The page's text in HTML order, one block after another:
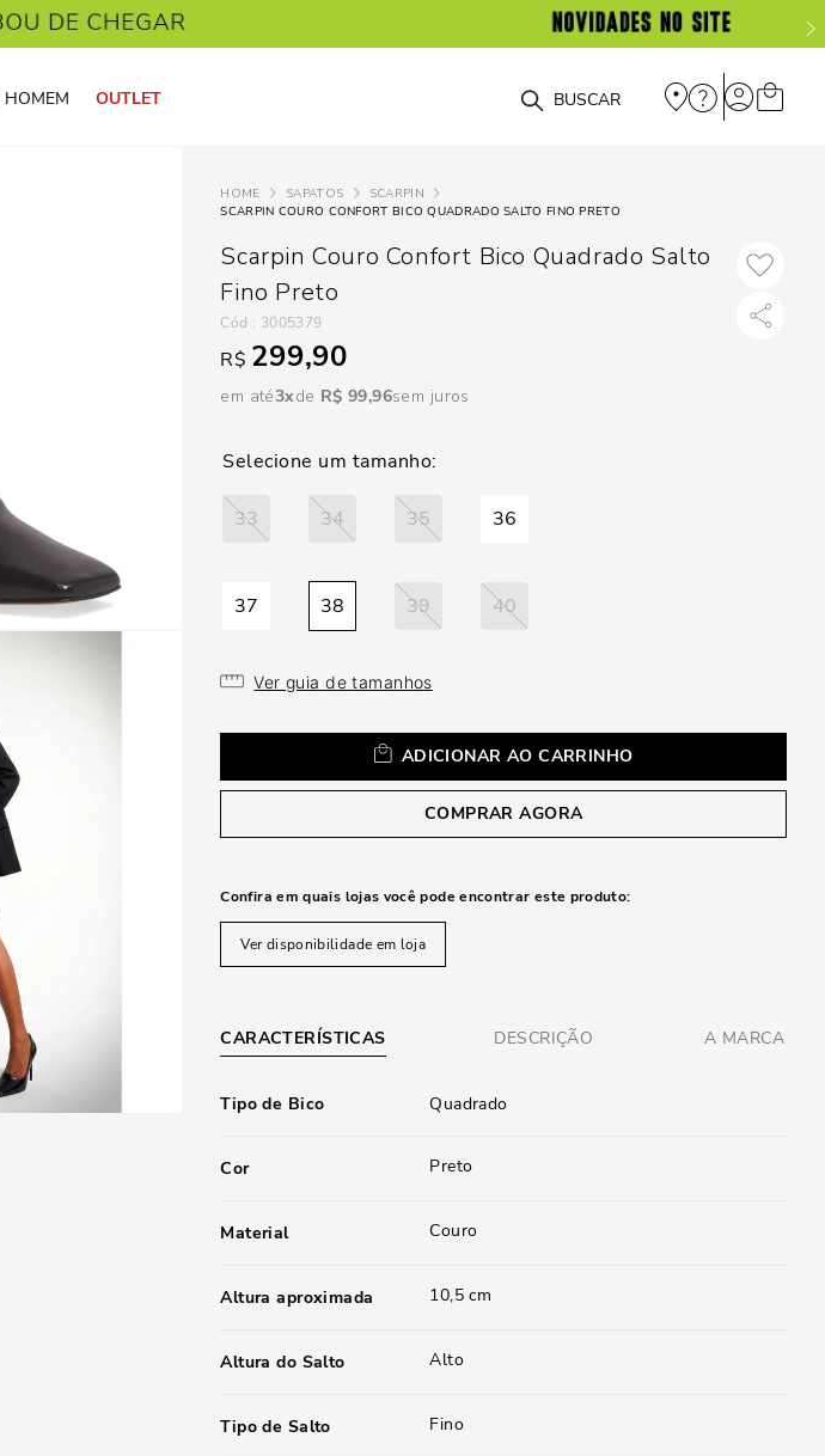
HOMEM OUTLET O que você está procurando?
SAPATOS
SCARPIN
SCARPIN COURO CONFORT BICO QUADRADO SALTO FINO PRETO
Scarpin Couro Confort Bico Quadrado Salto
Fino Preto
: 3005379
R$ 299,90
em até3 R$ 99,96sem juros
33 34 35 36
37 38 39 40
Ver guia de tamanhos
ADICIONAR AO CARRINHO
COMPRAR AGORA
Confira em quais lojas você pode encontrar este produto:
Ver disponibilidade em loja
CARACTERÍSTICAS DESCRIÇÃO A MARCA
Tipo de Bico Quadrado
Cor Preto
Material Couro
Altura aproximada 10,5 cm
Altura do Salto Alto
Tipo de Salto Fino